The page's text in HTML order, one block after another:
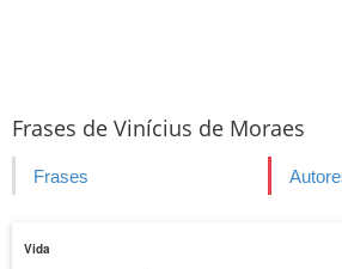
Frases de Vinícius de Moraes
Frases
Vida